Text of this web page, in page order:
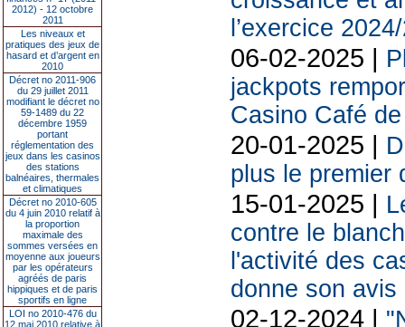
2012) - 12 octobre
2011
Les niveaux et
pratiques des jeux de
hasard et d’argent en
2010
Décret no 2011-906
du 29 juillet 2011
modifiant le décret no
59-1489 du 22
décembre 1959
portant
réglementation des
jeux dans les casinos
des stations
balnéaires, thermales
et climatiques
Décret no 2010-605
du 4 juin 2010 relatif à
la proportion
maximale des
sommes versées en
moyenne aux joueurs
par les opérateurs
agréés de paris
hippiques et de paris
sportifs en ligne
LOI no 2010-476 du
12 mai 2010 relative à
l’exercice
06-02-2025 |
jackpots
Casino Café
20-01-2025 |
plus le premier
15-01-2025 |
contre le
l'activité des
donne son avis
02-12-2024 |